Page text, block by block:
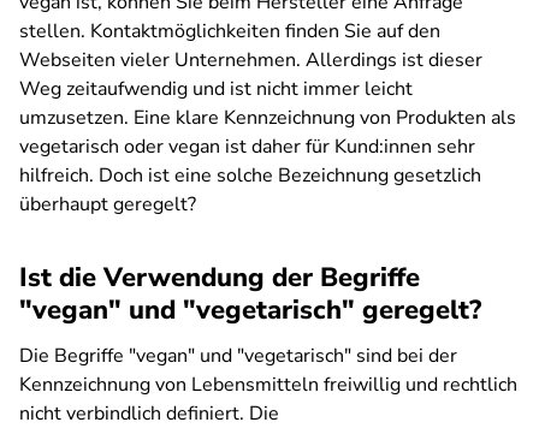
stellen. Kontaktmöglichkeiten finden Sie auf den
Webseiten vieler Unternehmen. Allerdings ist dieser
Weg zeitaufwendig und ist nicht immer leicht
umzusetzen. Eine klare Kennzeichnung von Produkten als
vegetarisch oder vegan ist daher für Kund:innen sehr
hilfreich. Doch ist eine solche Bezeichnung gesetzlich
überhaupt geregelt?
Ist die Verwendung der Begriffe
"vegan" und "vegetarisch" geregelt?
Die Begriffe "vegan" und "vegetarisch" sind bei der
Kennzeichnung von Lebensmitteln freiwillig und rechtlich
nicht verbindlich definiert. Die